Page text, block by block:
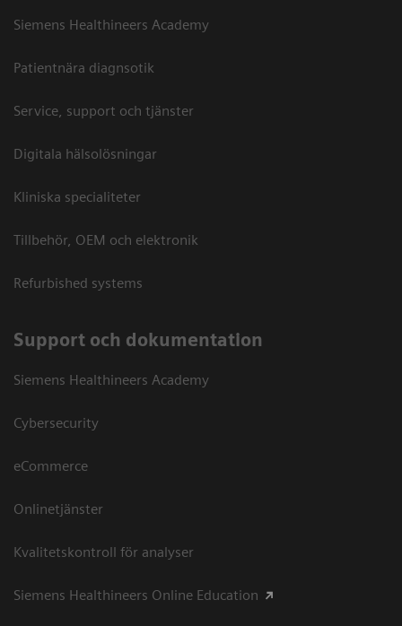
Siemens Healthineers Academy
Patientnära diagnsotik
Service, support och tjänster
Digitala hälsolösningar
Kliniska specialiteter
Tillbehör, OEM och elektronik
Refurbished systems
Support och dokumentation
Siemens Healthineers Academy
Cybersecurity
eCommerce
Onlinetjänster
Kvalitetskontroll för analyser
Siemens Healthineers Online Education